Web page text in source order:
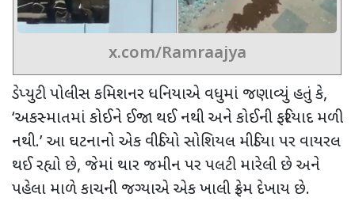
x.com/Ramraajya
ડેપ્યુટી પોલીસ કમિશનર ધનિયાએ વધુમાં જણાવ્યું હતું કે,
‘અકસ્માતમાં કોઈને ઈજા થઈ નથી અને કોઈની ફરિયાદ મળી
નથી.’આ ઘટનાનો એક વીડિયો સોશિયલ મીડિયા પર વાયરલ
થઈ રહ્યો છે, જેમાં થાર જમીન પર પલટી મારેલી છે અને
પહેલા માળે કાચની જગ્યાએ એક ખાલી ફ્રેમ દેખાય છે.